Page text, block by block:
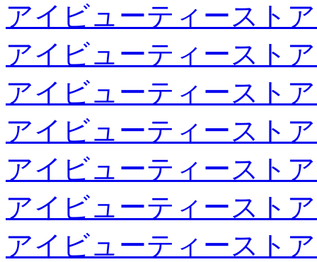
アイビューティースト
アイビューティースト
アイビューティースト
アイビューティースト
アイビューティースト
アイビューティースト
アイビューティースト